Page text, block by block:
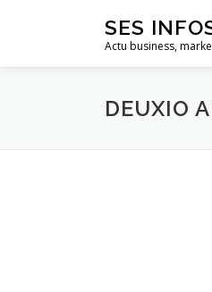
SES
Actu business,
DEUXIO